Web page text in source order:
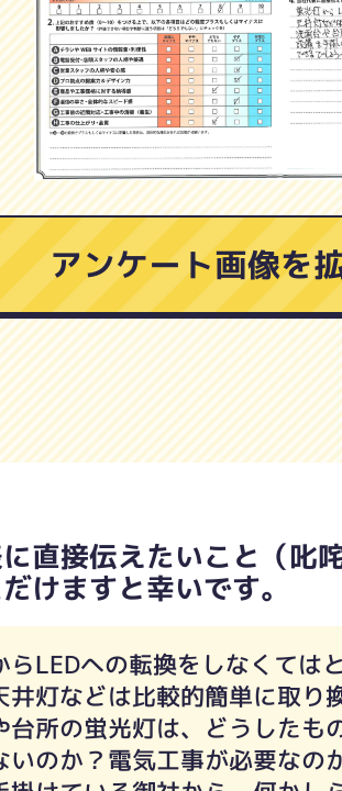
アンケート画像を
直接伝えたいこと（叱
けますと幸いです。
らLEDへの転換をしなくては
井灯などは比較的簡単に取り
台所の蛍光灯は、どうしたも
いのか？電気工事が必要なの